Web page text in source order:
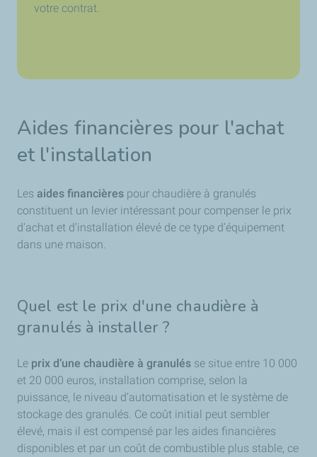
votre contrat.
Aides financières pour l'achat
et l'installation
Les aides financières pour chaudière à granulés
constituent un levier intéressant pour compenser le prix
d'achat et d'installation élevé de ce type d’équipement
dans une maison.
Quel est le prix d'une chaudière à
granulés à installer ?
Le prix d’une chaudière à granulés se situe entre 10 000
et 20 000 euros, installation comprise, selon la
puissance, le niveau d’automatisation et le système de
stockage des granulés. Ce coût initial peut sembler
élevé, mais il est compensé par les aides financières
disponibles et par un coût de combustible plus stable, ce